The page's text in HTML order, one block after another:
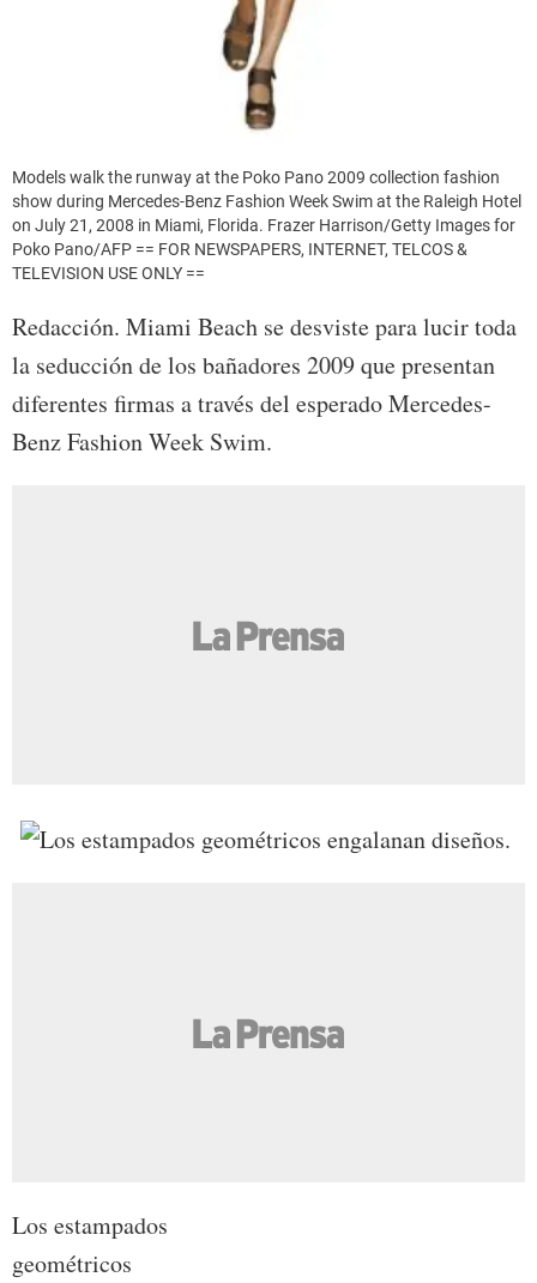
Models walk the runway at the Poko Pano 2009 collection fashion
show during Mercedes-Benz Fashion Week Swim at the Raleigh Hotel
on July 21, 2008 in Miami, Florida. Frazer Harrison/Getty Images for
Poko Pano/AFP == FOR NEWSPAPERS, INTERNET, TELCOS &
TELEVISION USE ONLY ==
Redacción. Miami Beach se desviste para lucir toda
la seducción de los bañadores 2009 que presentan
diferentes firmas a través del esperado Mercedes-
Benz Fashion Week Swim.
Los estampados
geométricos